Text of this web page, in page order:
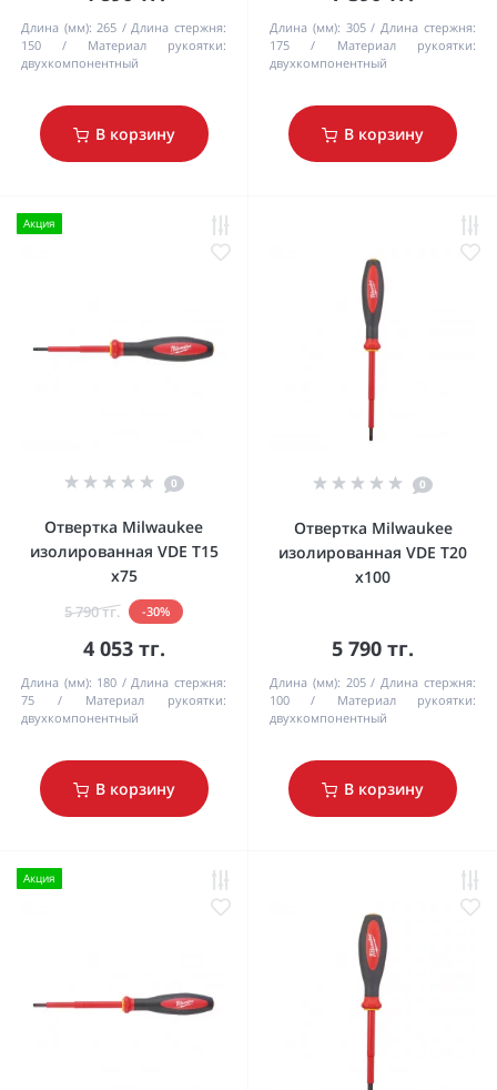
Длина (мм): 265
Длина стержня:
150
Материал рукоятки:
двухкомпонентный
В корзину
Длина (мм): 305
Длина стержня:
175
Материал рукоятки:
двухкомпонентный
В корзину
Акция
0
Отвертка Milwaukee
изолированная VDE T15
x75
5 790 тг. -30%
4 053 тг.
Длина (мм): 180
Длина стержня:
75
Материал рукоятки:
двухкомпонентный
В корзину
0
Отвертка Milwaukee
изолированная VDE T20
x100
5 790 тг.
Длина (мм): 205
Длина стержня:
100
Материал рукоятки:
двухкомпонентный
В корзину
Акция